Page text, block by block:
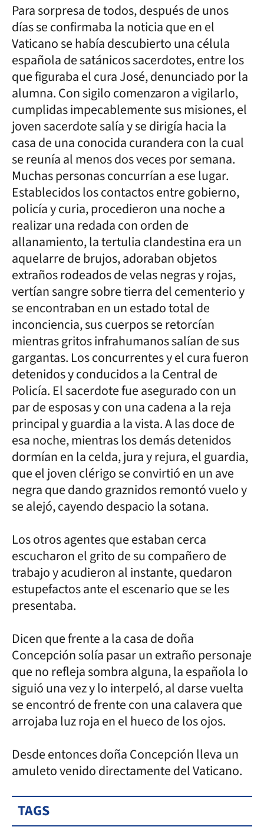
Para sorpresa de todos, después de unos
días se confirmaba la noticia que en el
Vaticano se había descubierto una célula
española de satánicos sacerdotes, entre los
que figuraba el cura José, denunciado por la
alumna. Con sigilo comenzaron a vigilarlo,
cumplidas impecablemente sus misiones, el
joven sacerdote salía y se dirigía hacia la
casa de una conocida curandera con la cual
se reunía al menos dos veces por semana.
Muchas personas concurrían a ese lugar.
Establecidos los contactos entre gobierno,
policía y curia, procedieron una noche a
realizar una redada con orden de
allanamiento, la tertulia clandestina era un
aquelarre de brujos, adoraban objetos
extraños rodeados de velas negras y rojas,
vertían sangre sobre tierra del cementerio y
se encontraban en un estado total de
inconciencia, sus cuerpos se retorcían
mientras gritos infrahumanos salían de sus
gargantas. Los concurrentes y el cura fueron
detenidos y conducidos a la Central de
Policía. El sacerdote fue asegurado con un
par de esposas y con una cadena a la reja
principal y guardia a la vista. A las doce de
esa noche, mientras los demás detenidos
dormían en la celda, jura y rejura, el guardia,
que el joven clérigo se convirtió en un ave
negra que dando graznidos remontó vuelo y
se alejó, cayendo despacio la sotana.
Los otros agentes que estaban cerca
escucharon el grito de su compañero de
trabajo y acudieron al instante, quedaron
estupefactos ante el escenario que se les
presentaba.
Dicen que frente a la casa de doña
Concepción solía pasar un extraño personaje
que no refleja sombra alguna, la española lo
siguió una vez y lo interpeló, al darse vuelta
se encontró de frente con una calavera que
arrojaba luz roja en el hueco de los ojos.
Desde entonces doña Concepción lleva un
amuleto venido directamente del Vaticano.
TAGS